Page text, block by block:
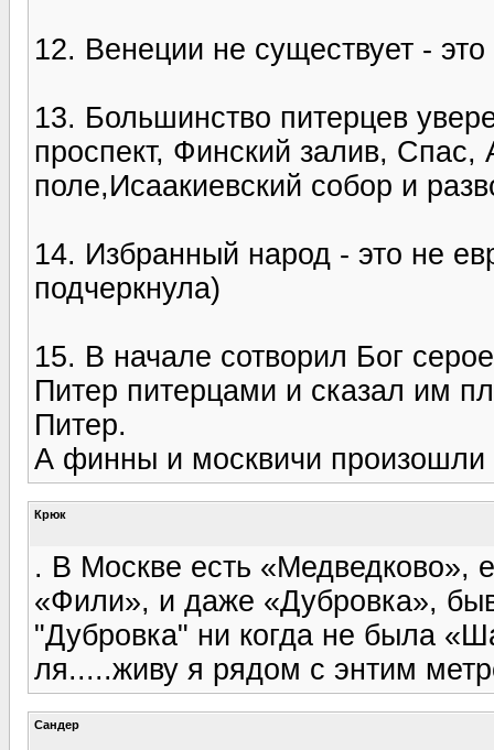
12. Венеции не существует -
13. Большинство питерцев
проспект, Финский залив,
поле,Исаакиевский собор и
14. Избранный народ - это не
подчеркнула)
15. В начале сотворил Бог
Питер питерцами и сказал им
Питер.
А финны и москвичи произошли
Крюк
. В Москве есть «Медведково»,
«Фили», и даже «Дубровка»,
"Дубровка" ни когда не была
ля.....живу я рядом с энтим
Сандер